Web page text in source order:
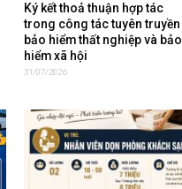
Ký kết thoả thuận hợp tác
trong công tác tuyên truyền
bảo hiểm thất nghiệp và bảo
hiểm xã hội
31/07/2026